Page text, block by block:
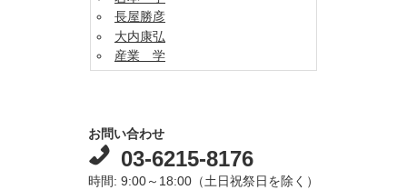
長屋勝彦
大内康弘
産業 学
お問い合わせ
03-6215-8176
時間: 9:00～18:00（土日祝祭日を除く）